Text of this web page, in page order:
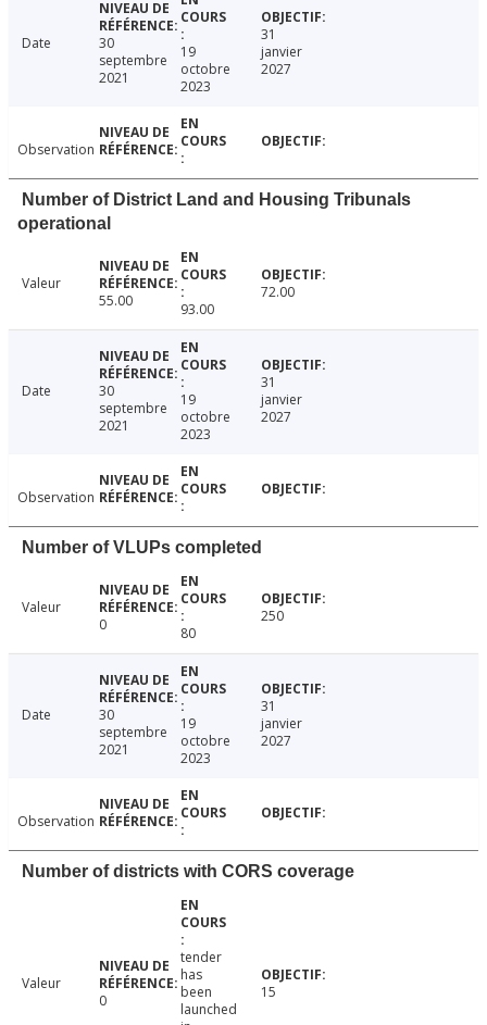
Date
30
septembre
2021
19
octobre
2023
31
janvier
2027
Observation
Number of District Land and Housing Tribunals
operational
Valeur
55.00
93.00
72.00
Date
30
septembre
2021
19
octobre
2023
31
janvier
2027
Observation
Number of VLUPs completed
Valeur
0
80
250
Date
30
septembre
2021
19
octobre
2023
31
janvier
2027
Observation
Number of districts with CORS coverage
Valeur
0
tender
has
been
launched
15